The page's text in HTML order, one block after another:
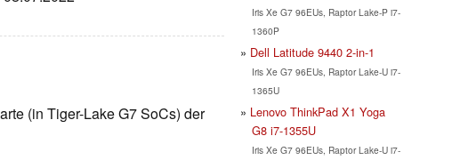
(in Tiger-Lake G7 SoCs) der
Iris Xe G7 96EUs, Raptor Lake-P i7-
1360P
Dell Latitude 9440 2-in-1
Iris Xe G7 96EUs, Raptor Lake-U i7-
1365U
Lenovo ThinkPad X1 Yoga
G8 i7-1355U
Iris Xe G7 96EUs, Raptor Lake-U i7-